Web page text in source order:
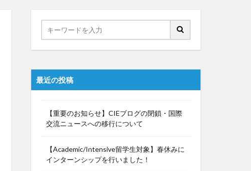
最近の投稿
【重要のお知らせ】CIEブログの閉鎖・国際
交流ニュースへの移行について
【Academic/Intensive留学生対象】春休みに
インターンシップを行いました！